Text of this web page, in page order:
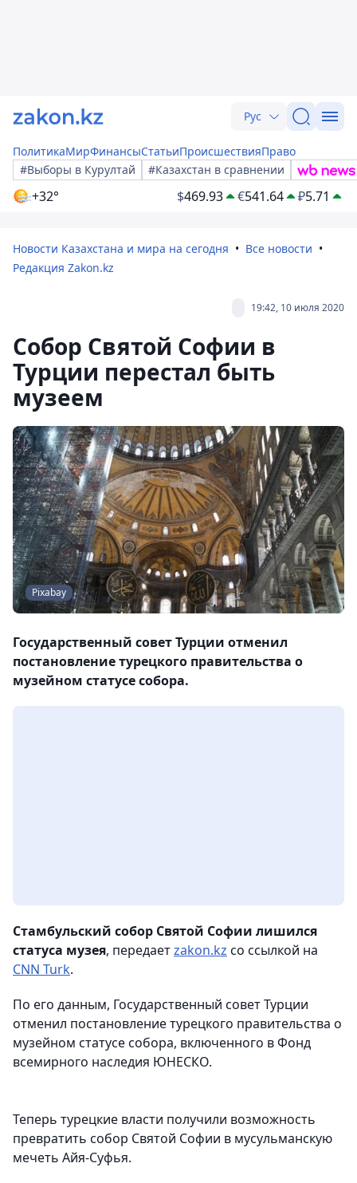
Рус
ПолитикаМирФинансыСтатьиПроисшествияПраво
#Выборы в Курултай
#Казахстан в сравнении
+32° $469.93 €541.64 ₽5.71
Новости Казахстана и мира на сегодня
Все новости
Редакция Zakon.kz
19:42, 10 июля 2020
Собор Святой Софии в
Турции перестал быть
музеем
Pixabay
Государственный совет Турции отменил
постановление турецкого правительства о
музейном статусе собора.
Стамбульский собор Святой Софии лишился
статуса музея, передаетzakon.kz со ссылкой на
CNN Turk.
По его данным, Государственный совет Турции
отменил постановление турецкого правительства о
музейном статусе собора, включенного в Фонд
всемирного наследия ЮНЕСКО.
Теперь турецкие власти получили возможность
превратить собор Святой Софии в мусульманскую
мечеть Айя-Суфья.